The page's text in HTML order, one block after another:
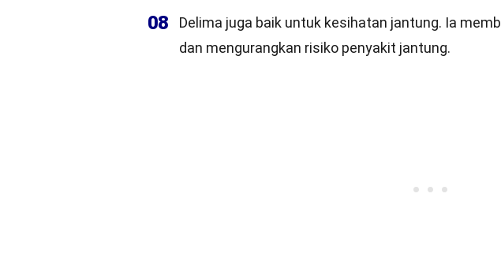
08
Delima juga baik untuk kesihatan jantung. Ia
dan mengurangkan risiko penyakit jantung.